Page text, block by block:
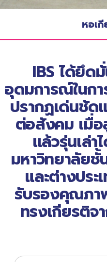
หอเ
IBS ได้ยึด
อุดมการณ์ในก
ปรากฏเด่นชัด
ต่อสังคม เมื่
แล้วรุ่นเล่า
มหาวิทยาลัยชั้
และต่างปร
รับรองคุณภา
ทรงเกียรติจ